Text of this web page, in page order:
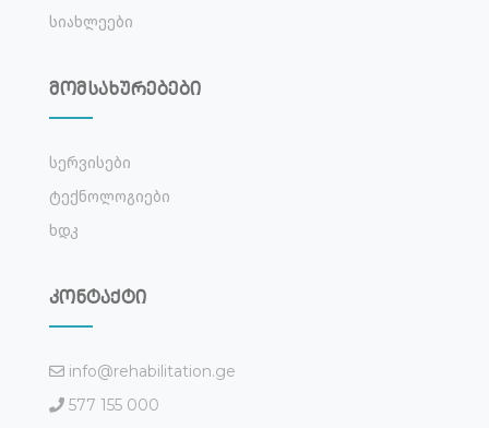
Სიახლეები
მომსახურებები
Სერვისები
Ტექნოლოგიები
Ხდკ
კონტაქტი
info@rehabilitation.ge
577 155 000